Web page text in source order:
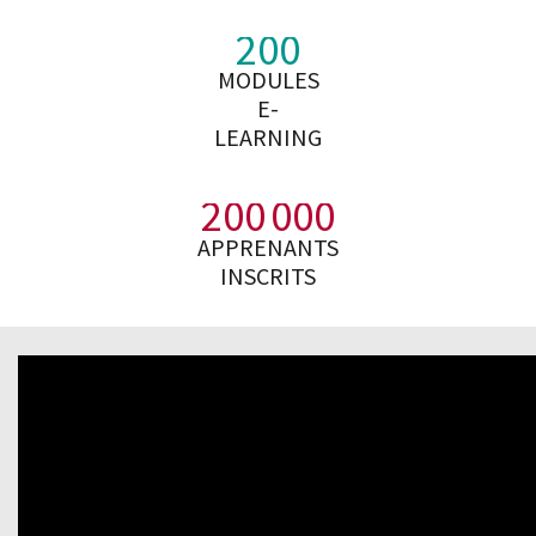
200
MODULES
E-
LEARNING
200000
APPRENANTS
INSCRITS